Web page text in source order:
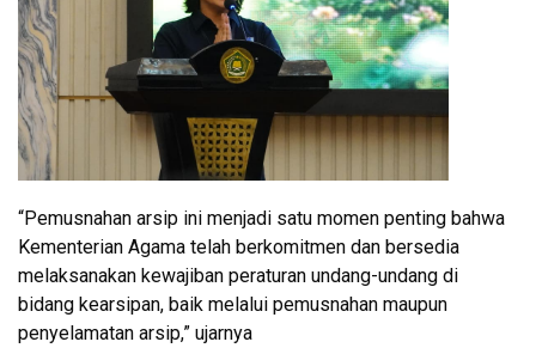
“Pemusnahan arsip ini menjadi satu momen penting bahwa
Kementerian Agama telah berkomitmen dan bersedia
melaksanakan kewajiban peraturan undang-undang di
bidang kearsipan, baik melalui pemusnahan maupun
penyelamatan arsip,” ujarnya